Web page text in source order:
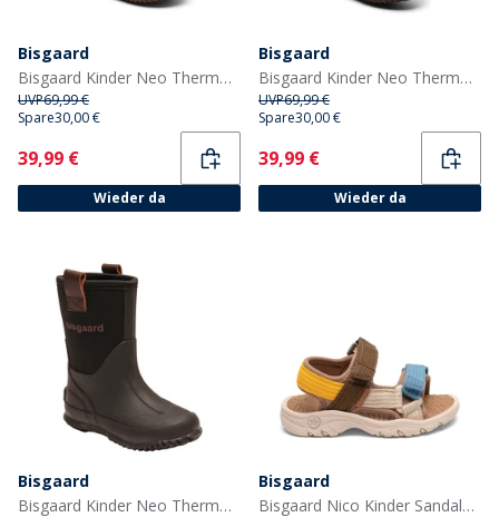
Bisgaard
Bisgaard Kinder Neo Thermo Gummistiefel Kamel
UVP69,99 €
Spare30,00 €
Current
39,99 €
Wieder da
Bisgaard
Bisgaard Kinder Neo Thermo Gummistiefel Marine
UVP69,99 €
Spare30,00 €
Current
39,99 €
Wieder da
Bisgaard
Bisgaard Kinder Neo Thermo Gummistiefel Schwarz
Bisgaard
Bisgaard Nico Kinder Sandalen Mocha